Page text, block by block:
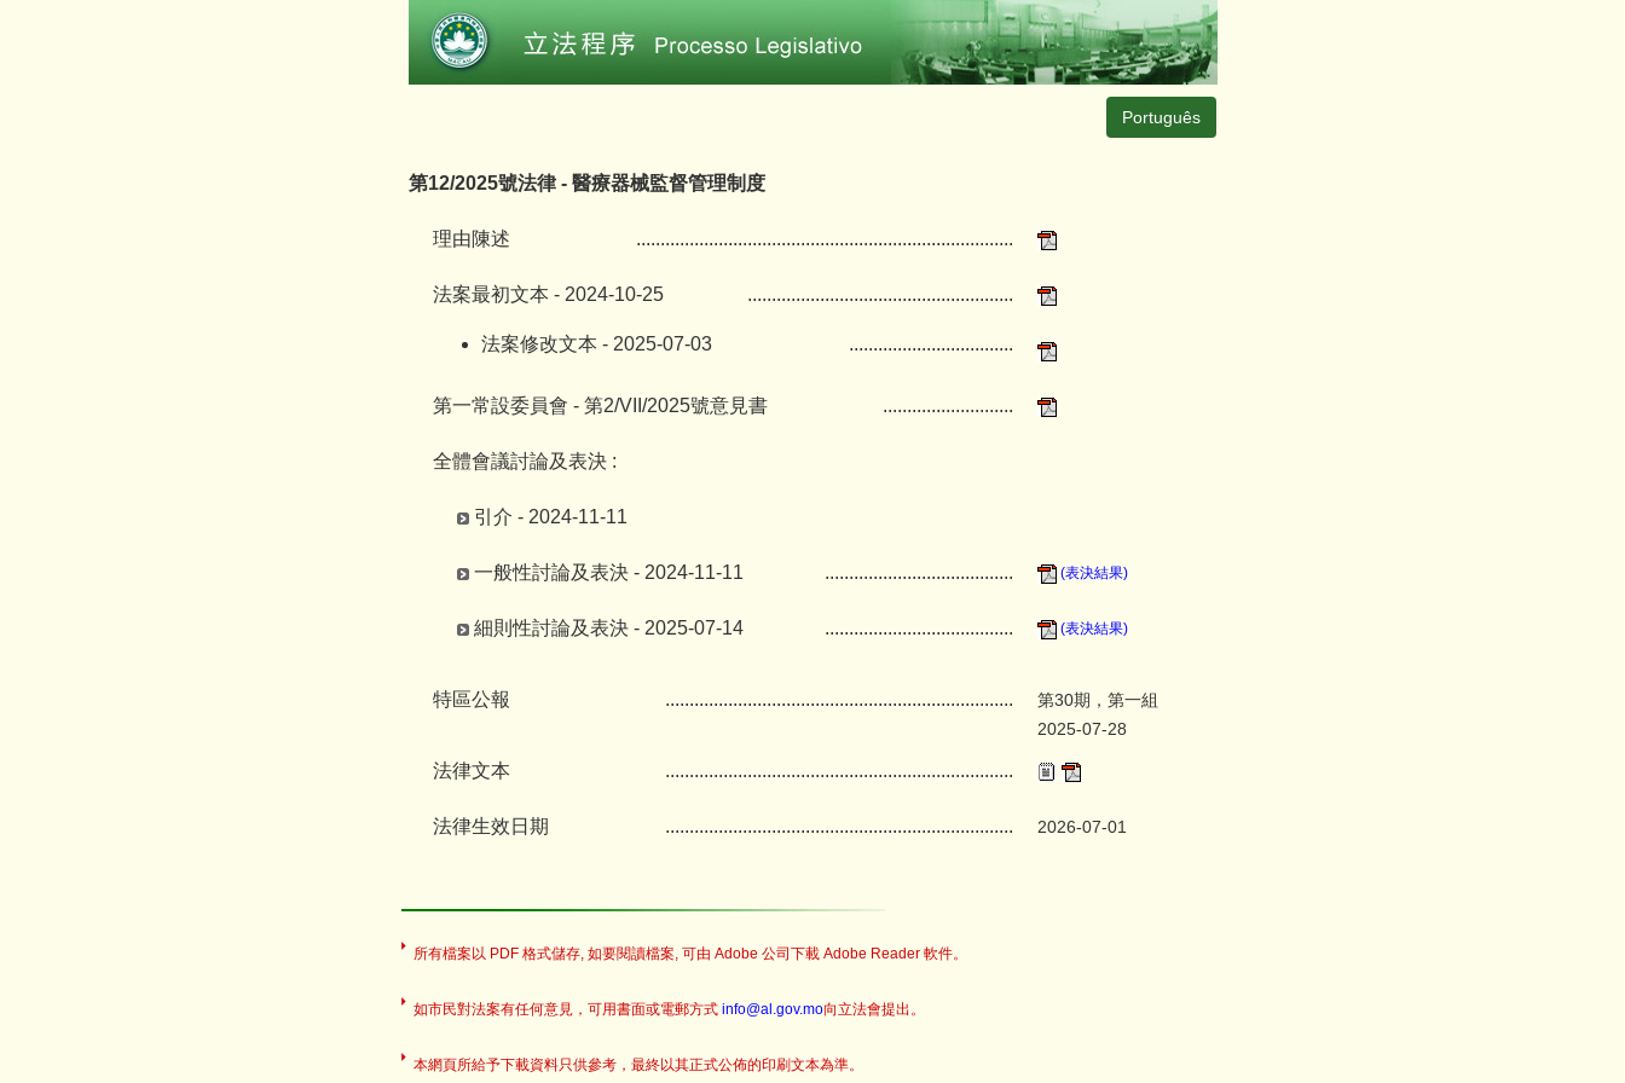
Português
第12/2025號法律 - 醫療器械監督管理制度
理由陳述 ..............................................................................
法案最初文本 - 2024-10-25 .......................................................
法案修改文本 - 2025-07-03 ..................................
第一常設委員會 - 第2/VII/2025號意見書 ...........................
全體會議討論及表決 :
引介 - 2024-11-11
一般性討論及表決 - 2024-11-11 ....................................... (表決結果)
細則性討論及表決 - 2025-07-14 ....................................... (表決結果)
特區公報 ........................................................................
第30期，第一組
2025-07-28
法律文本 ........................................................................
法律生效日期 ........................................................................ 2026-07-01
所有檔案以 PDF 格式儲存, 如要閱讀檔案, 可由 Adobe 公司下載 Adobe Reader 軟件。
如市民對法案有任何意見，可用書面或電郵方式 info@al.gov.mo向立法會提出。
本網頁所給予下載資料只供參考，最終以其正式公佈的印刷文本為準。